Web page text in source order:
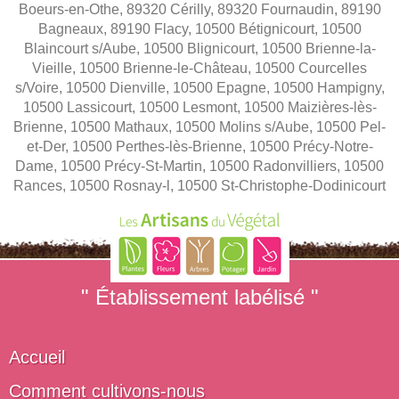
Boeurs-en-Othe, 89320 Cérilly, 89320 Fournaudin, 89190
Bagneaux, 89190 Flacy, 10500 Bétignicourt, 10500
Blaincourt s/Aube, 10500 Blignicourt, 10500 Brienne-la-
Vieille, 10500 Brienne-le-Château, 10500 Courcelles
s/Voire, 10500 Dienville, 10500 Epagne, 10500 Hampigny,
10500 Lassicourt, 10500 Lesmont, 10500 Maizières-lès-
Brienne, 10500 Mathaux, 10500 Molins s/Aube, 10500 Pel-
et-Der, 10500 Perthes-lès-Brienne, 10500 Précy-Notre-
Dame, 10500 Précy-St-Martin, 10500 Radonvilliers, 10500
Rances, 10500 Rosnay-l, 10500 St-Christophe-Dodinicourt
" Établissement labélisé "
Accueil
Comment cultivons-nous